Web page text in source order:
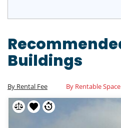
Recommended Office
Buildings
By Rental Fee By Rentable Space